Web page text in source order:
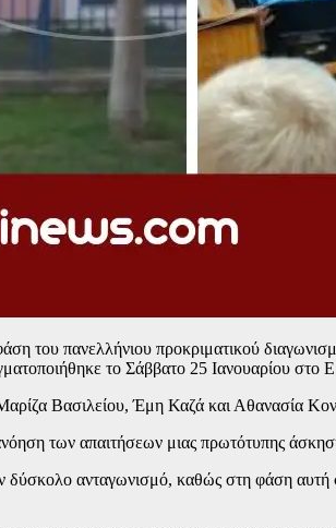
του πανελλήνιου προκριματικού
το Σάββατο 25 Ιανουαρίου
Βασιλείου, Έμη Καζά και Αθανασία
των απαιτήσεων μιας πρωτότυπης
ανταγωνισμό, καθώς στη φάση αυτή